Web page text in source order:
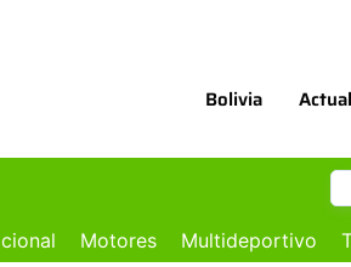
Bolivia
Motores Multideportivo